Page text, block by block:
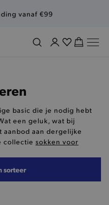
vanaf €99
basic die je nodig hebt
een geluk, wat bij
aan dergelijke
collectie sokken voor
sorteer